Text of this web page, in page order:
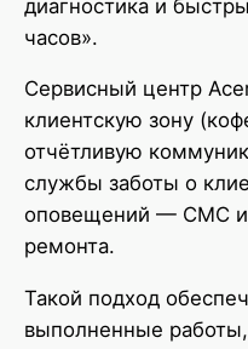
диагностика и
часов».
Сервисный центр
клиентскую зону
отчётливую
службы заботы о
оповещений — СМС и
ремонта.
Такой подход
выполненные